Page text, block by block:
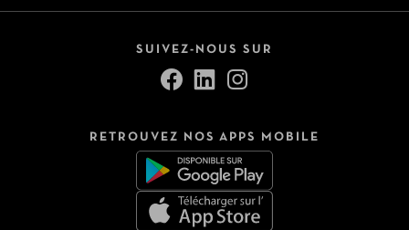
SUIVEZ-NOUS SUR
RETROUVEZ NOS APPS MOBILE